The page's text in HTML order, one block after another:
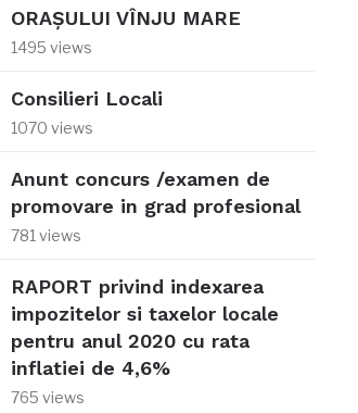
ORAŞULUI VÎNJU MARE
1495 views
Consilieri Locali
1070 views
Anunt concurs /examen de
promovare in grad profesional
781 views
RAPORT privind indexarea
impozitelor si taxelor locale
pentru anul 2020 cu rata
inflatiei de 4,6%
765 views